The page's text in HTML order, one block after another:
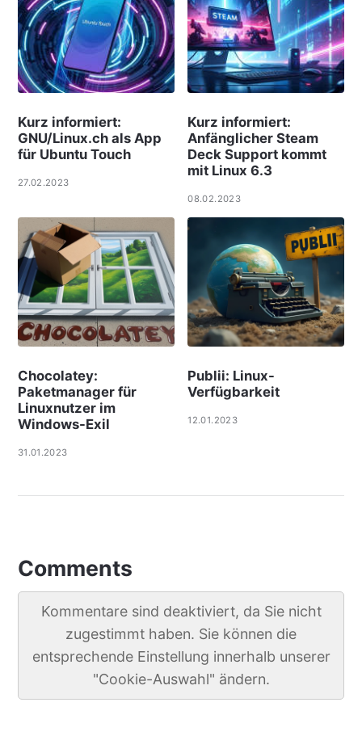
Kurz informiert:
GNU/Linux.ch als App
für Ubuntu Touch
27.02.2023
Kurz informiert:
Anfänglicher Steam
Deck Support kommt
mit Linux 6.3
08.02.2023
Chocolatey:
Paketmanager für
Linuxnutzer im
Windows-Exil
31.01.2023
Publii: Linux-
Verfügbarkeit
12.01.2023
Comments
Kommentare sind deaktiviert, da Sie nicht
zugestimmt haben. Sie können die
entsprechende Einstellung innerhalb unserer
"Cookie-Auswahl" ändern.